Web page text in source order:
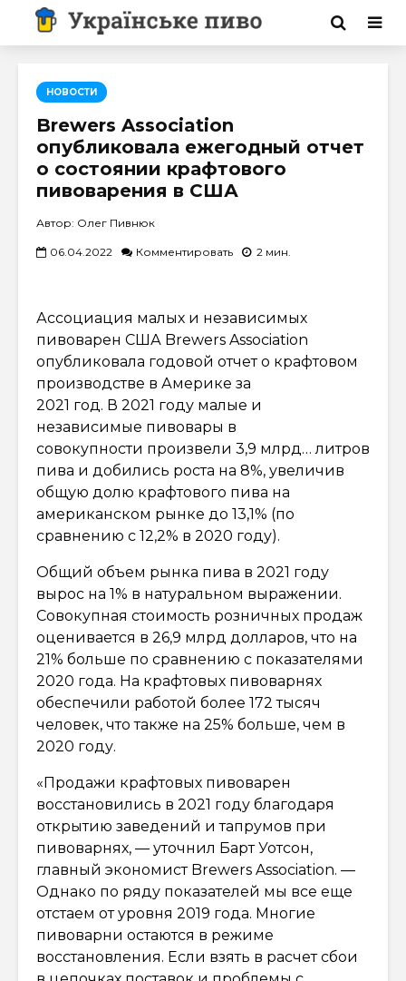
НОВОСТИ
Brewers Association
опубликовала ежегодный отчет
о состоянии крафтового
пивоварения в США
Автор: Олег Пивнюк
06.04.2022 Комментировать 2 мин.
Ассоциация малых и независимых
пивоварен США Brewers Association
опубликовала годовой отчет о крафтовом
производстве в Америке за
2021 год. В 2021 году малые и
независимые пивовары в
совокупности произвели 3,9 млрд… литров
пива и добились роста на 8%, увеличив
общую долю крафтового пива на
американском рынке до 13,1% (по
сравнению с 12,2% в 2020 году).
Общий объем рынка пива в 2021 году
вырос на 1% в натуральном выражении.
Совокупная стоимость розничных продаж
оценивается в 26,9 млрд долларов, что на
21% больше по сравнению с показателями
2020 года. На крафтовых пивоварнях
обеспечили работой более 172 тысяч
человек, что также на 25% больше, чем в
2020 году.
«Продажи крафтовых пивоварен
восстановились в 2021 году благодаря
открытию заведений и тапрумов при
пивоварнях, — уточнил Барт Уотсон,
главный экономист Brewers Association. —
Однако по ряду показателей мы все еще
отстаем от уровня 2019 года. Многие
пивоварни остаются в режиме
восстановления. Если взять в расчет сбои